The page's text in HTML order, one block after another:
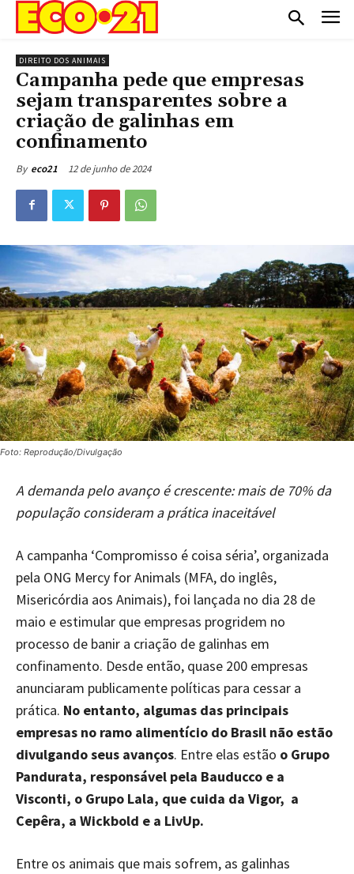
DIREITO DOS ANIMAIS
Campanha pede que empresas
sejam transparentes sobre a
criação de galinhas em
confinamento
By eco21 12 de junho de 2024
Foto: Reprodução/Divulgação
A demanda pelo avanço é crescente: mais de 70% da
população consideram a prática inaceitável
A campanha ‘Compromisso é coisa séria’, organizada
pela ONG Mercy for Animals (MFA, do inglês,
Misericórdia aos Animais), foi lançada no dia 28 de
maio e estimular que empresas progridem no
processo de banir a criação de galinhas em
confinamento. Desde então, quase 200 empresas
anunciaram publicamente políticas para cessar a
prática. No entanto, algumas das principais
empresas no ramo alimentício do Brasil não estão
divulgando seus avanços. Entre elas estão o Grupo
Pandurata, responsável pela Bauducco e a
Visconti, o Grupo Lala, que cuida da Vigor, a
Cepêra, a Wickbold e a LivUp.
Entre os animais que mais sofrem, as galinhas